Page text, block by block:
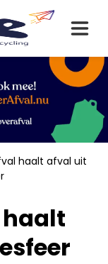
haalt afval uit
haalt